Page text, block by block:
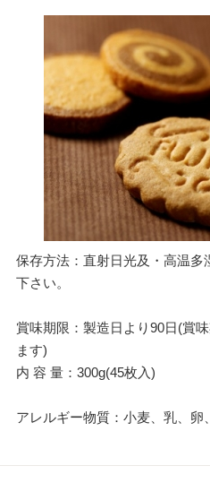
保存方法：直射日光及・高温多
下さい。
賞味期限：製造日より90日(賞
ます)
内 容 量：300g(45枚入)
アレルギー物質：小麦、乳、卵